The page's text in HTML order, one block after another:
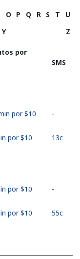
O P Q R S T
U
Y Z
por
SMS
por ⁦$10⁩ -
por ⁦$10⁩ ⁦13c⁩
por ⁦$10⁩ -
por ⁦$10⁩ ⁦55c⁩